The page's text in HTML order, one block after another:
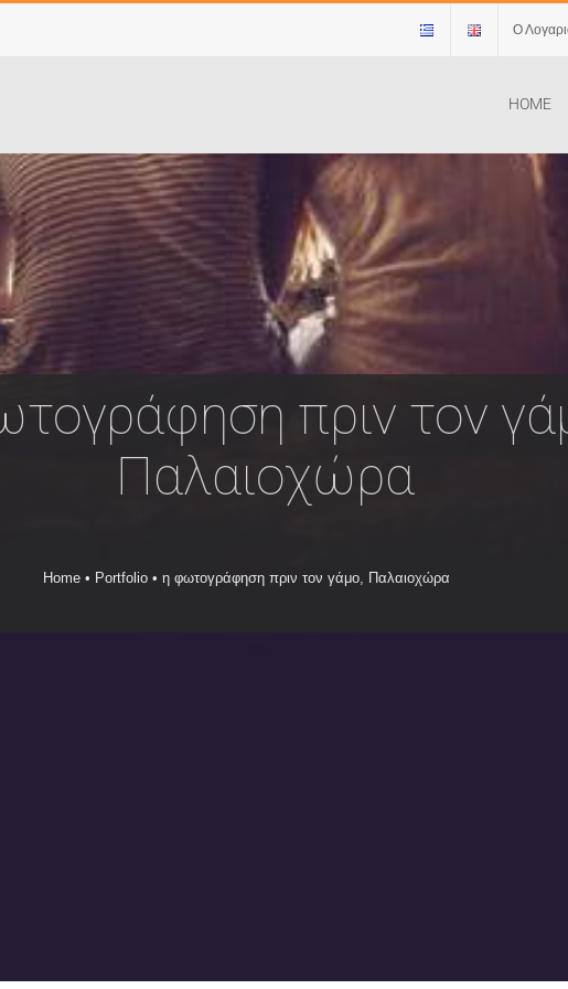
Ο
HOME
πριν τον
Παλαιοχώρα
Home • Portfolio •η φωτογράφηση πριν τον γάμο, Παλαιοχώρα